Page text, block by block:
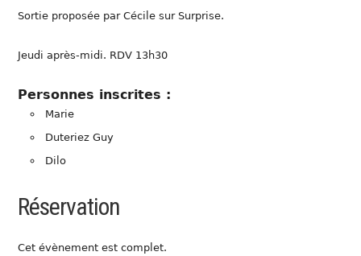
Sortie proposée par Cécile sur Surprise.
Jeudi après-midi. RDV 13h30
Personnes inscrites :
Marie
Duteriez Guy
Dilo
Réservation
Cet évènement est complet.